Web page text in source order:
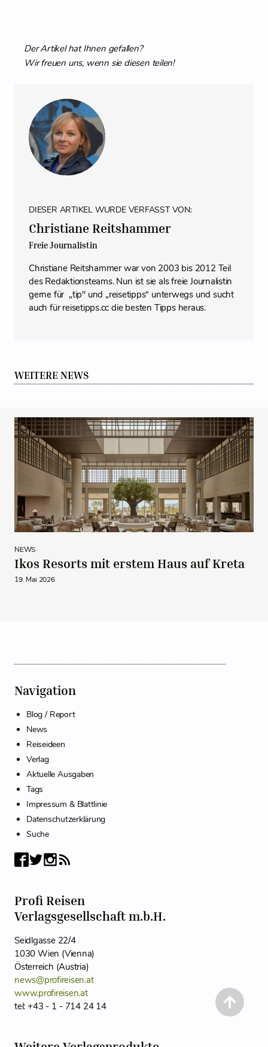
Der Artikel hat Ihnen gefallen?
Wir freuen uns, wenn sie diesen teilen!
DIESER ARTIKEL WURDE VERFASST VON:
Christiane Reitshammer
Freie Journalistin
Christiane Reitshammer war von 2003 bis 2012 Teil
des Redaktionsteams. Nun ist sie als freie Journalistin
gerne für „tip" und „reisetipps“ unterwegs und sucht
auch für reisetipps.cc die besten Tipps heraus.
WEITERE NEWS
NEWS
Ikos Resorts mit erstem Haus auf Kreta
19. Mai 2026
Navigation
Blog / Report
News
Reiseideen
Verlag
Aktuelle Ausgaben
Tags
Impressum & Blattlinie
Datenschutzerklärung
Suche
Profi Reisen
Verlagsgesellschaft m.b.H.
Seidlgasse 22/4
1030 Wien (Vienna)
Österreich (Austria)
news@profireisen.at
www.profireisen.at
tel: +43 - 1 - 714 24 14